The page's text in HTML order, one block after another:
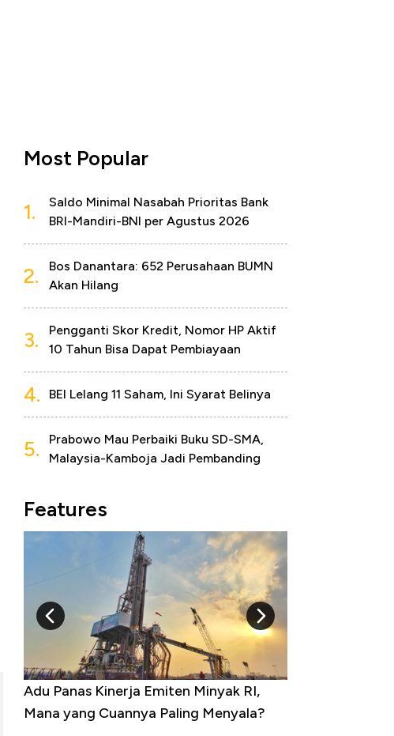
Most Popular
1.
Saldo Minimal Nasabah Prioritas Bank
BRI-Mandiri-BNI per Agustus 2026
2.
Bos Danantara: 652 Perusahaan BUMN
Akan Hilang
3.
Pengganti Skor Kredit, Nomor HP Aktif
10 Tahun Bisa Dapat Pembiayaan
4. BEI Lelang 11 Saham, Ini Syarat Belinya
5.
Prabowo Mau Perbaiki Buku SD-SMA,
Malaysia-Kamboja Jadi Pembanding
Features
Adu Panas Kinerja Emiten Minyak RI,
Mana yang Cuannya Paling Menyala?